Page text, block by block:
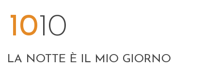
1010
LA NOTTE È IL MIO GIORNO